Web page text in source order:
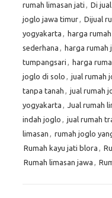
rumah limasan jati , Di
joglo jawa timur, Dijual
yogyakarta , harga
sederhana , harga rumah
tumpangsari , harga
joglo di solo , jual rumah
tanpa tanah , jual rumah
yogyakarta , Jual rumah
indah joglo , jual rumah
limasan , rumah joglo
Rumah kayu jati blora ,
Rumah limasan jawa ,